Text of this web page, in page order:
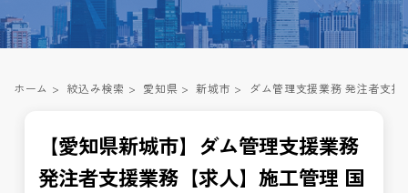
ホーム > 絞込み検索 > 愛知県 > 新城市 > ダム管理支援業務 発注者支
【愛知県新城市】ダム管理支援業務
発注者支援業務【求人】施工管理 国